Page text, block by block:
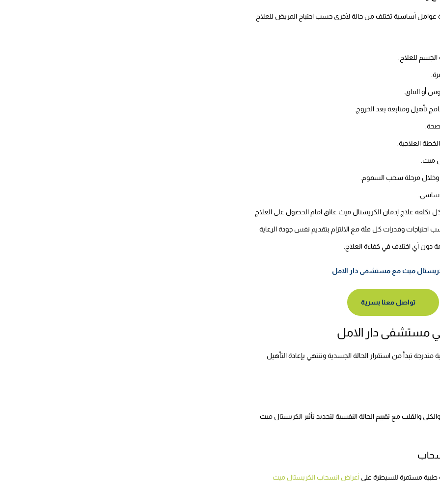
عوامل أساسية تختلف من حالة لأخرى حسب احتياج المريض للعلاج
للعلاج.
أو القلق.
تأهيل ومتابعة بعد الخروج.
العلاجية.
ميث.
وخلال مرحلة سحب السموم.
علاج إدمان الكريستال ميث عائق امام الحصول على العلاج
احتياجات وقدرات كل فئة مع الالتزام بتقديم نفس جودة الرعاية
دون أي اختلاف في كفاءة العلاج.
ميث مع مستشفى دار الامل
تواصل معنا بسرية
مستشفى دار الامل
متدرجة تبدأ من استقرار الحالة الجسدية وتنتهي بإعادة التأهيل
والقلب مع تقييم الحالة النفسية لتحديد تأثير الكريستال ميث
مستمرة للسيطرة على أعراض انسحاب الكريستال ميث